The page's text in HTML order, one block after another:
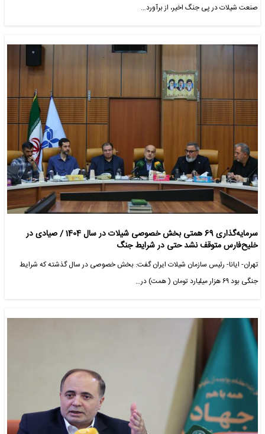
صنعت شیلات در پی جنگ اخیر، از برآورد…
سرمایه‌گذاری 69 همتی بخش خصوصی شیلات در سال 1404 / صیادی در
خلیح‌فارس متوقف نشد حتی در شرایط جنگ
تهران- ایانا- رئیس سازمان شیلات ایران گفت: بخش خصوصی در سال گذشته که شرایط
جنگی بود ۶۹ هزار میلیارد تومان ( همت) در…